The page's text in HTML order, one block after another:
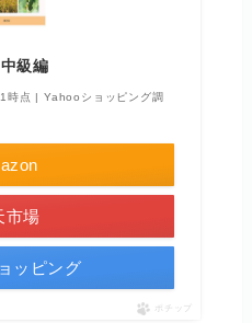
級編
時点 | Yahooショッピング調
市場
ッピング
ポチップ